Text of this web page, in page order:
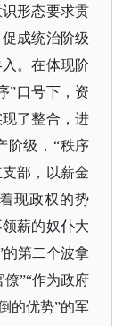
形态要求贯
成统治阶级
。在体现阶
”口号下，资
了整合，进
阶级，“秩序
部，以薪金
现政权的势
薪的奴仆大
第二个波拿
”“作为政府
的优势”的军